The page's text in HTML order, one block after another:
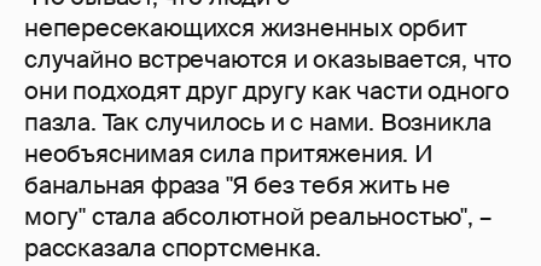
непересекающихся жизненных орбит
случайно встречаются и оказывается, что
они подходят друг другу как части одного
пазла. Так случилось и с нами. Возникла
необъяснимая сила притяжения. И
банальная фраза "Я без тебя жить не
могу" стала абсолютной реальностью", –
рассказала спортсменка.